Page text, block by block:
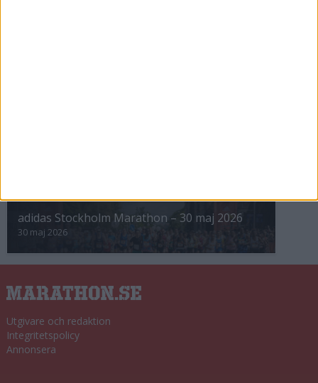
adidas Stockholm Marathon – 30 maj 2026
30 maj 2026
Utgivare och redaktion
Integritetspolicy
Annonsera